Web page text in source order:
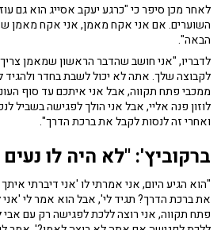
לאחר מכן סיפר כי "כרגע יעקב אסייג הוא גם
השוערים. אם אני אקח מאמן, אני אקח מאמן
הבאה".
לדבריו, "אני חושב שהדבר הראשון שמאמן
לקבוצה שלך. אתה לא יכול לשבת בחדר ולהגיד
ממכבי פתח תקווה, אבל אני איתכם עד סוף
לוזון פנה אליי, אבל אני הולך לפגישה בשביל
ואחרי זה לנסות לקבל את ברכת הדרך".
ברקוביץ': "לא היה לו
"הוא הגיע היום, אני אמרתי לו 'אני דיברתי
את ברכת הדרך? תגיד לי', אבל הוא אמר לי
פתח תקווה, אני רוצה ללכת לפגישה רק עם אבי